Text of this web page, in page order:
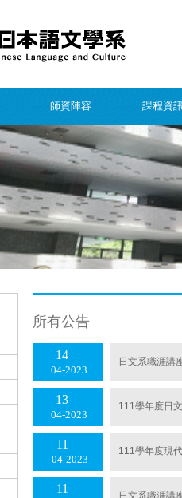
師資陣容 課程資
所有公告
04 2023
14 日文系職涯講
04 2023
13 111學年度日
04 2023
11 111學年度現
11 日文系職涯講